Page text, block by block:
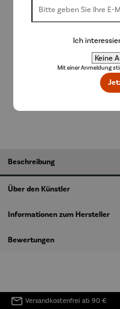
In
Beschreibung
Über den Künstler
Informationen zum Hersteller
Bewertungen
Versandkostenfrei ab 90 €
Ich
Mit einer Anmeldung